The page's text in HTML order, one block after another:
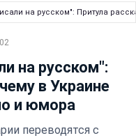
на русском": Притула
на русском":
в Украине
и юмора
переводятся с